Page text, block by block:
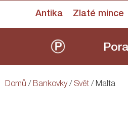
Antika Zlaté mince
Domů / Bankovky/ Svět / Malta